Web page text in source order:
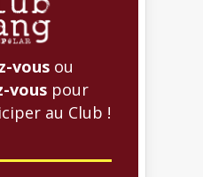
vous ou
vous pour
au Club !